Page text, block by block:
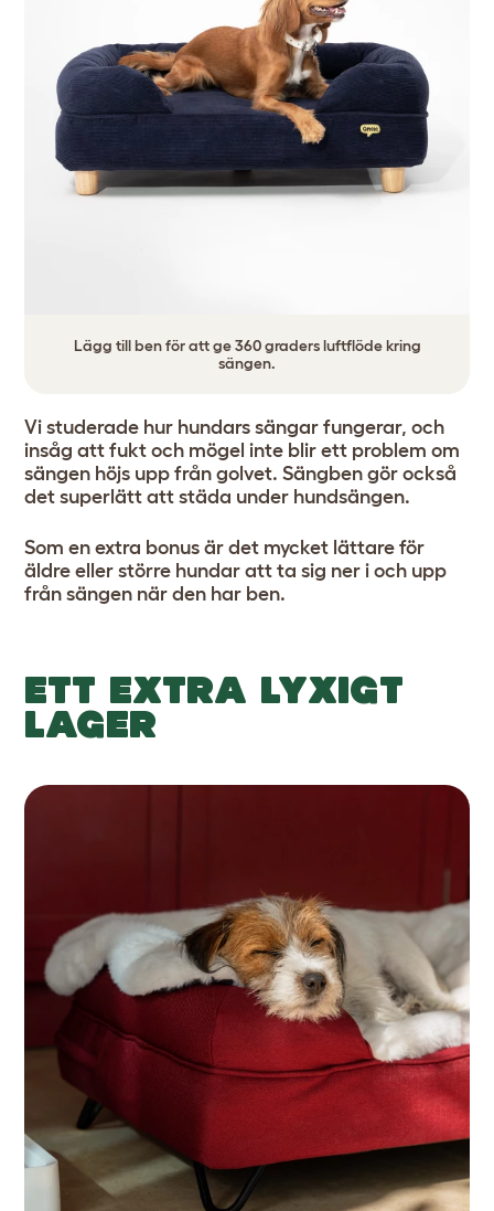
Lägg till ben för att ge 360 graders luftflöde kring
sängen.
Vi studerade hur hundars sängar fungerar, och
insåg att fukt och mögel inte blir ett problem om
sängen höjs upp från golvet. Sängben gör också
det superlätt att städa under hundsängen.
Som en extra bonus är det mycket lättare för
äldre eller större hundar att ta sig ner i och upp
från sängen när den har ben.
ETT EXTRA LYXIGT
LAGER